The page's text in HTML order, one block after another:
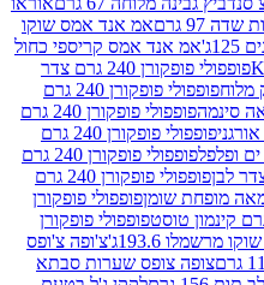
אמ אנד אמס שוקו
אמס קריספי כחול
פופפולי פופקורן 240 גרם צדר
פופפולי פופקורן 240 גרם
פופפולי פופקורן 240 גרם
פופפולי פופקורן 240 גרם
פופפולי פופקורן 240 גרם
פופפולי פופקורן 240 גרם
פופפולי פופקורן
פופפולי פופקורן
צ'ופה צ'ופס
צופס שערות סבתא